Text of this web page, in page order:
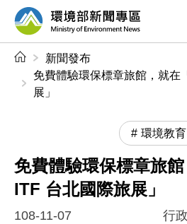
前往中央內容區塊
環境部新聞專
新聞發布
免費體驗環保標章旅館，就在
展」
環境教育
免費體驗環保標章旅
ITF 台北國際旅展」
108-11-07 行